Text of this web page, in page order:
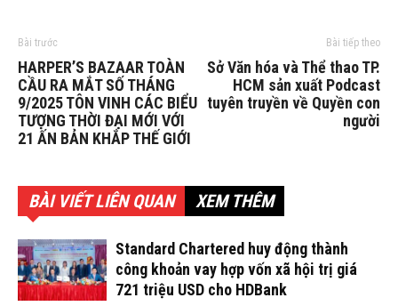
Bài trước
HARPER’S BAZAAR TOÀN
CẦU RA MẮT SỐ THÁNG
9/2025 TÔN VINH CÁC BIỂU
TƯỢNG THỜI ĐẠI MỚI VỚI
21 ẤN BẢN KHẮP THẾ GIỚI
Bài tiếp theo
Sở Văn hóa và Thể thao TP.
HCM sản xuất Podcast
tuyên truyền về Quyền con
người
BÀI VIẾT LIÊN QUAN XEM THÊM
Standard Chartered huy động thành
công khoản vay hợp vốn xã hội trị giá
721 triệu USD cho HDBank